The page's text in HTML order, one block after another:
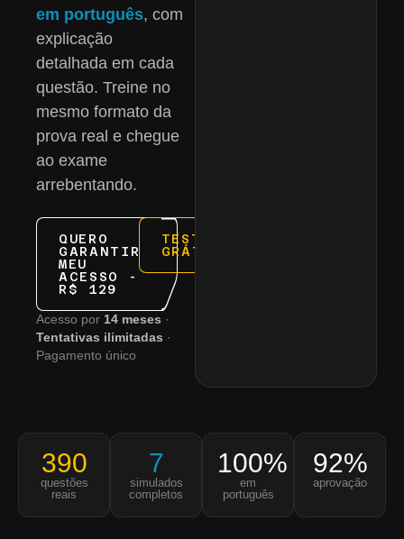
em português, com
explicação
detalhada em cada
questão. Treine no
mesmo formato da
prova real e chegue
ao exame
arrebentando.
QUERO
GARANTIR
MEU
ACESSO -
R$ 129
TESTE
GRÁTIS
Acesso por 14 meses ·
Tentativas ilimitadas ·
Pagamento único
390
questões
reais
7
simulados
completos
100%
em
português
92%
aprovação